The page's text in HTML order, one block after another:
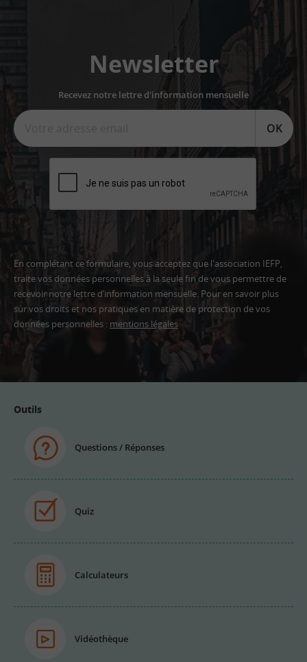
Newsletter
Recevez notre lettre d'information mensuelle
OK
En complétant ce formulaire, vous acceptez que l'association IEFP,
traite vos données personnelles à la seule fin de vous permettre de
recevoir notre lettre d’information mensuelle. Pour en savoir plus
sur vos droits et nos pratiques en matière de protection de vos
données personnelles : mentions légales
Outils
Questions / Réponses
Quiz
Calculateurs
Vidéothèque